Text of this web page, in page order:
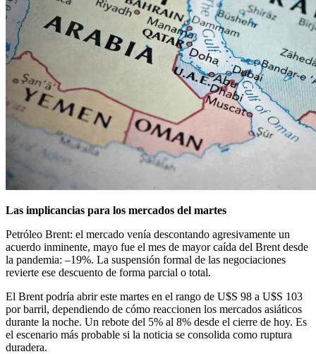
Las implicancias para los mercados del martes
Petróleo Brent: el mercado venía descontando agresivamente un
acuerdo inminente, mayo fue el mes de mayor caída del Brent desde
la pandemia: –19%. La suspensión formal de las negociaciones
revierte ese descuento de forma parcial o total.
El Brent podría abrir este martes en el rango de U$S 98 a U$S 103
por barril, dependiendo de cómo reaccionen los mercados asiáticos
durante la noche. Un rebote del 5% al 8% desde el cierre de hoy. Es
el escenario más probable si la noticia se consolida como ruptura
duradera.